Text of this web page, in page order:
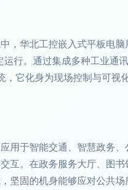
，华北工控嵌入式平板电
行。通过集成多种工业
它化身为现场控制与可
用于智能交通、智慧政务
互。在政务服务大厅、图
坚固的机身能够应对公共